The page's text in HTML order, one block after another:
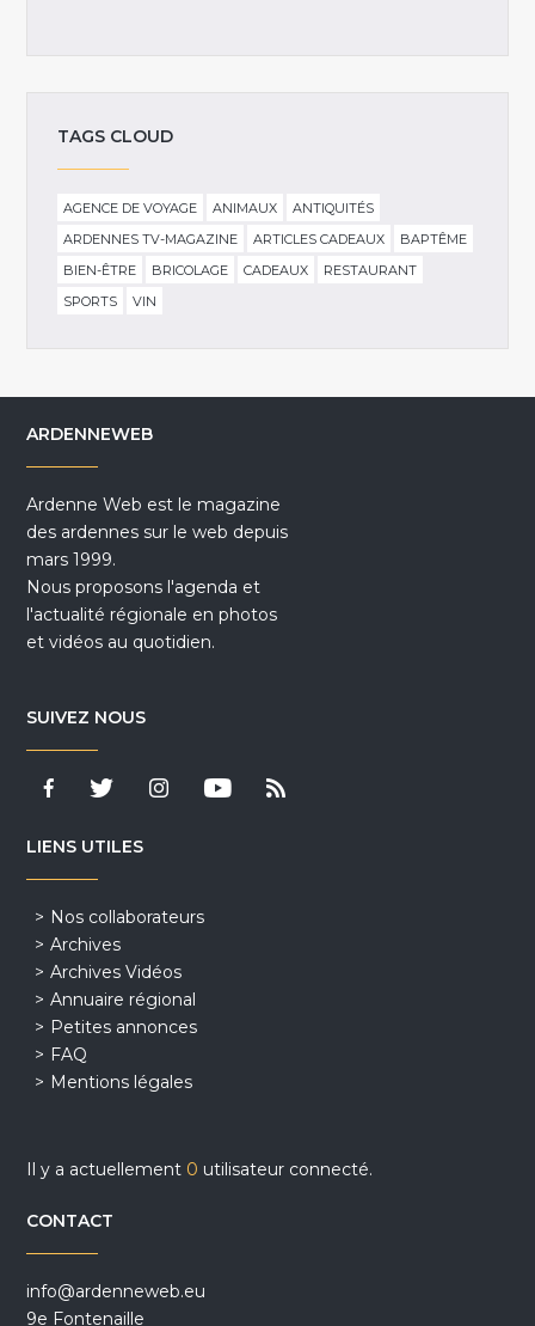
TAGS CLOUD
AGENCE DE VOYAGE ANIMAUX
ANTIQUITÉS
ARDENNES TV-MAGAZINE
ARTICLES CADEAUX
BAPTÊME
BIEN-ÊTRE
BRICOLAGE CADEAUX
RESTAURANT
SPORTS
VIN
ARDENNEWEB
Ardenne Web est le magazine
des ardennes sur le web depuis
mars 1999.
Nous proposons l'agenda et
l'actualité régionale en photos
et vidéos au quotidien.
SUIVEZ NOUS
LIENS UTILES
Nos collaborateurs
Archives
Archives Vidéos
Annuaire régional
Petites annonces
FAQ
Mentions légales
Il y a actuellement 0 utilisateur connecté.
CONTACT
info@ardenneweb.eu
9e Fontenaille